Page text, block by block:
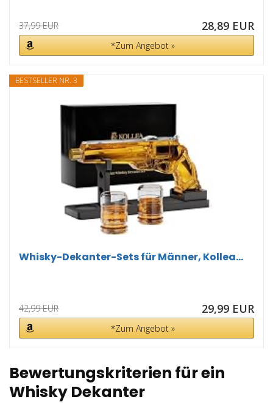
37,99 EUR 28,89 EUR
*Zum Angebot »
BESTSELLER NR. 3
Whisky-Dekanter-Sets für Männer, Kollea...
42,99 EUR 29,99 EUR
*Zum Angebot »
Bewertungskriterien für ein
Whisky Dekanter